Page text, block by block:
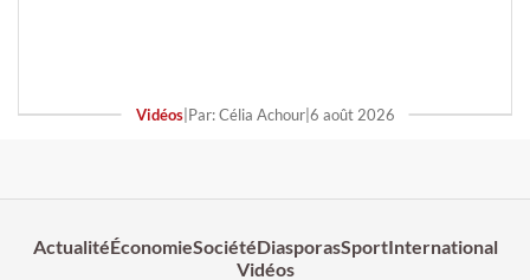
Vidéos|Par: Célia Achour|6 août 2026
ActualitéÉconomieSociétéDiasporasSportInternational
Vidéos